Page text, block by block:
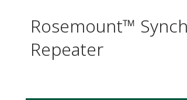
Rosemount™
Repeater